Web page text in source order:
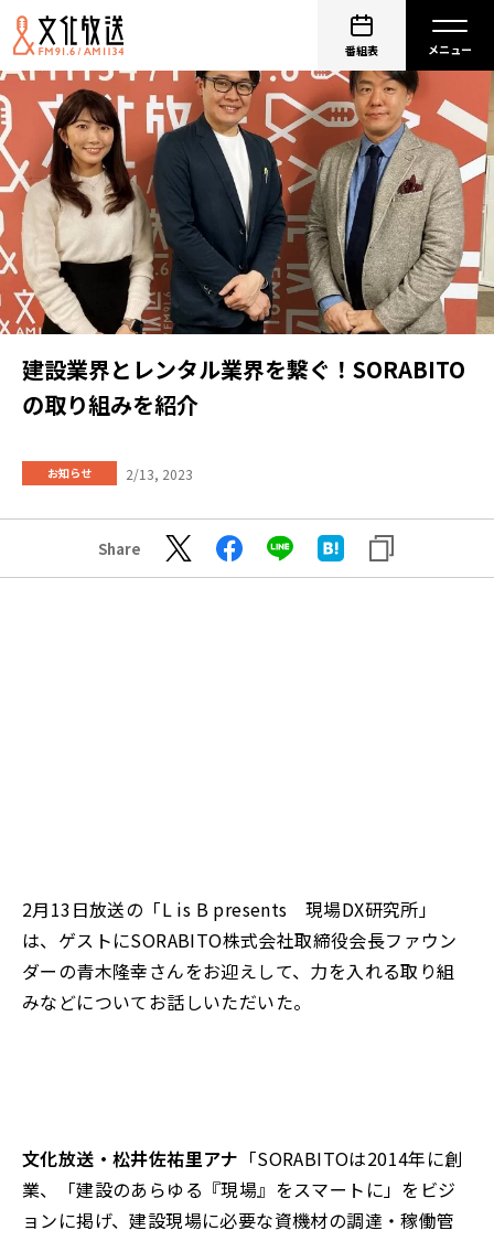
番組表
建設業界とレンタル業界を繋ぐ！SORABITO
の取り組みを紹介
お知らせ 2/13, 2023
Share
2月13日放送の「L is B presents 現場DX研究所」
は、ゲストにSORABITO株式会社取締役会長ファウン
ダーの青木隆幸さんをお迎えして、力を入れる取り組
みなどについてお話しいただいた。
文化放送・松井佐祐里アナ 「SORABITOは2014年に創
業、「建設のあらゆる『現場』をスマートに」をビジ
ョンに掲げ、建設現場に必要な資機材の調達・稼働管